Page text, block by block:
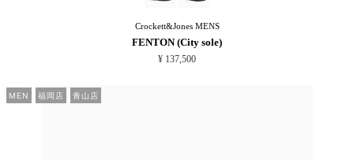
Crockett&JonesMENS
FENTON (City sole)
¥ 137,500
MEN 福岡店 青山店